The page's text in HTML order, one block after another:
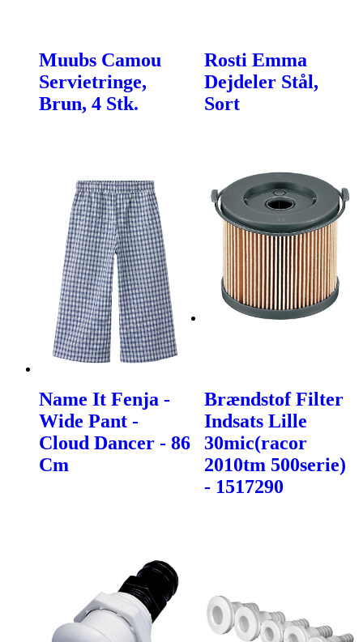
Muubs Camou
Servietringe,
Brun, 4 Stk.
Rosti Emma
Dejdeler Stål,
Sort
Name It Fenja -
Wide Pant -
Cloud Dancer - 86
Cm
Brændstof Filter
Indsats Lille
30mic(racor
2010tm 500serie)
- 1517290